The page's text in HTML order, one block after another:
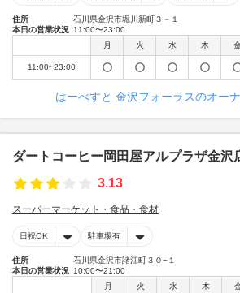
住所
石川県金沢市堀川新町３－１
本日の営業状況 11:00〜23:00
月
火 水 木
11:00~23:00
はーべすと 金沢フォーラスのオー
ダートコーヒー岡田屋アルプラザ金沢
3.13
スーパーマーケット・食品・食材
日祝OK 駐車場有
住所
石川県金沢市諸江町３０−１
本日の営業状況 10:00〜21:00
月
火 水 木